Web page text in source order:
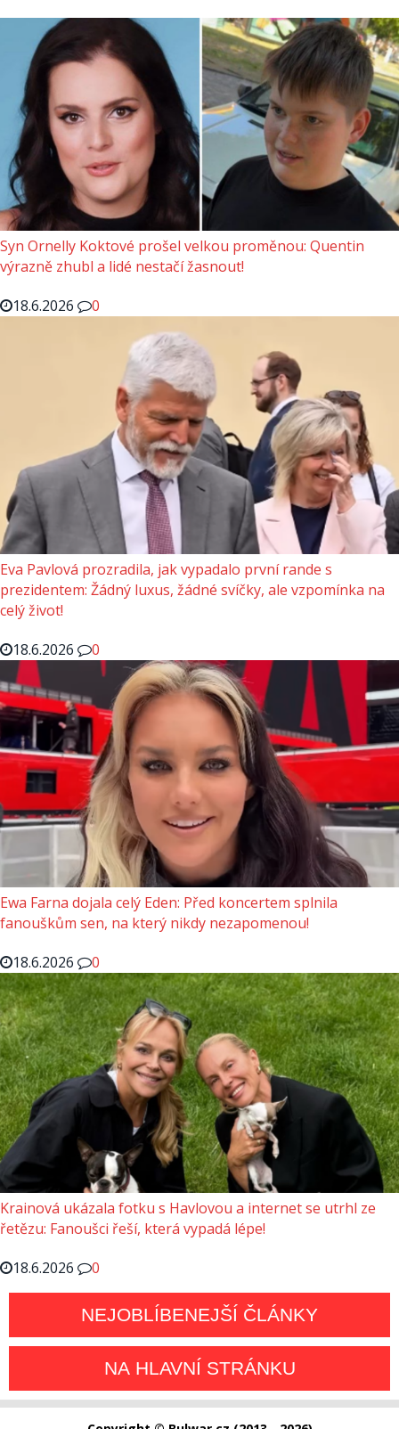
Syn Ornelly Koktové prošel velkou proměnou: Quentin
výrazně zhubl a lidé nestačí žasnout!
18.6.2026
0
Eva Pavlová prozradila, jak vypadalo první rande s
prezidentem: Žádný luxus, žádné svíčky, ale vzpomínka na
celý život!
18.6.2026
0
Ewa Farna dojala celý Eden: Před koncertem splnila
fanouškům sen, na který nikdy nezapomenou!
18.6.2026
0
Krainová ukázala fotku s Havlovou a internet se utrhl ze
řetězu: Fanoušci řeší, která vypadá lépe!
18.6.2026
0
NEJOBLÍBENEJŠÍ ČLÁNKY
NA HLAVNÍ STRÁNKU